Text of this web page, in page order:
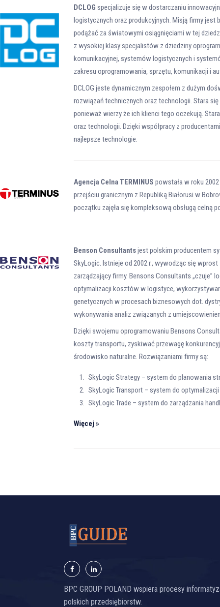
DCLOG specjalizuje się w dostarczaniu
logistycznych oraz produkcyjnych. Misją firmy jest
podążać za światowymi osiągnięciami w tej
z wysokiej klasy specjalistów z dziedziny
komunikacyjnej, systemów logistycznych i
zakresu oprogramowania, sprzętu, komunikacji i
DCLOG jeste dynamicznym zespołem z dużym
rozwiązań technicznych oraz technologii. Stara
ponieważ wierzy że ich klienci tego oczekują.
oraz technologii. Dzięki współpracy z
najlepsze technologie.
Agencja Celna TERMINUS powstała w roku
przejściu granicznym z Republiką Białorusi w
początku zajęła się kompleksową obsługą celną
Benson Consultantsjest polskim producentem
SkyLogic. Istnieje od 2002 r., wywodząc się
zarządzający firmy. Bensons Consultants „czuje”
optymalizacji kosztów w logistyce,
genetycznych w procesach biznesowych dot.
wykonywania analiz związanych z
Dzięki swojemu oprogramowaniu Bensons
koszty transportu, zyskiwać przewagę
środowisko naturalne. Rozwiązaniami firmy są:
SkyLogic Strategy – system do planowania
SkyLogic Transport – system do
SkyLogic Trade – system do zarządzania
Więcej »
BPC GROUP POLAND wspiera procesy
polskich przedsiębiorstw.